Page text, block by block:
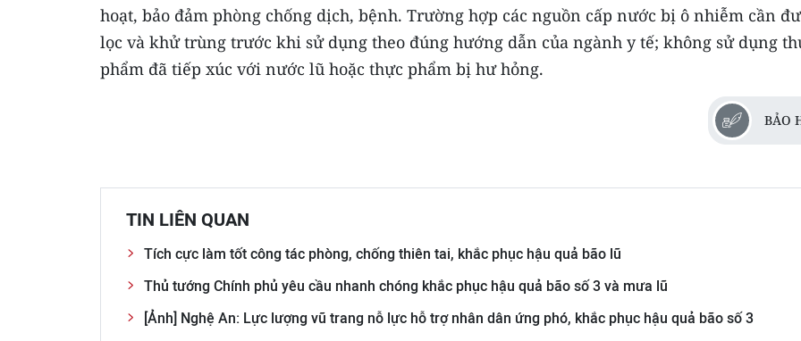
hoạt, bảo đảm phòng chống dịch, bệnh. Trường hợp các nguồn cấp nước bị ô nhiễm cần
lọc và khử trùng trước khi sử dụng theo đúng hướng dẫn của ngành y tế; không sử dụng
phẩm đã tiếp xúc với nước lũ hoặc thực phẩm bị hư hỏng.
BẢO
TIN LIÊN QUAN
Tích cực làm tốt công tác phòng, chống thiên tai, khắc phục hậu quả bão lũ
Thủ tướng Chính phủ yêu cầu nhanh chóng khắc phục hậu quả bão số 3 và mưa lũ
[Ảnh] Nghệ An: Lực lượng vũ trang nỗ lực hỗ trợ nhân dân ứng phó, khắc phục hậu quả bão số 3